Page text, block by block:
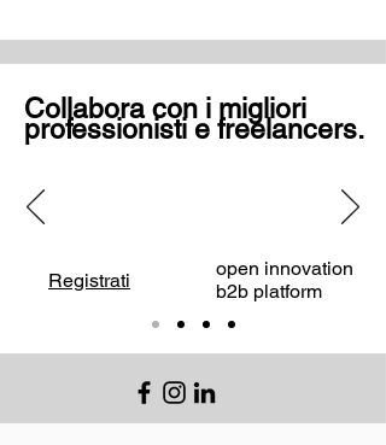
Collabora con i migliori
professionisti e freelancers.
Registrati
open innovation
b2b platform